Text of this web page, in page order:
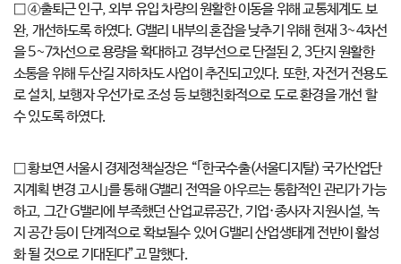
□ ④출퇴근 인구, 외부 유입 차량의 원활한 이동을 위해 교통체계도 보
완, 개선하도록 하였다. G밸리 내부의 혼잡을 낮추기 위해 현재 3~4차선
을 5~7차선으로 용량을 확대하고 경부선으로 단절된 2, 3단지 원활한
소통을 위해 두산길 지하차도 사업이 추진되고있다. 또한, 자전거 전용도
로 설치, 보행자 우선가로 조성 등 보행친화적으로 도로 환경을 개선 할
수 있도록 하였다.
□ 황보연 서울시 경제정책실장은 “｢한국수출(서울디지탈) 국가산업단
지계획 변경 고시｣를 통해 G밸리 전역을 아우르는 통합적인 관리가 가능
하고, 그간 G밸리에 부족했던 산업교류공간, 기업·종사자 지원시설, 녹
지 공간 등이 단계적으로 확보될수 있어 G밸리 산업생태계 전반이 활성
화 될 것으로 기대된다”고 말했다.